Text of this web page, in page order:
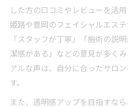
した方の口コミやレビューを活用
姫路や豊岡のフェイシャルエステ
「スタッフが丁寧」「施術の説
潔感がある」などの意見が多く
アルな声は、自分に合ったサロ
す。
また、透明感アップを目指すな